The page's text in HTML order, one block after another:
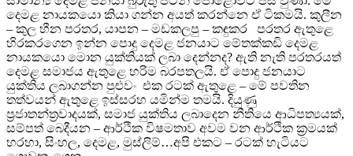
දෙමළ නායකයො කියා ගන්න අයත් කරන්නෙ ඒ ටිකමයි. කුලීන
– කුල හීන පරතර, යාපන – මඩකලපු – කඳුකර පරතර ඇතුළෙ
හිරකරගෙන ඉන්න පොදු දෙමළ ජනයාට මේතක්කඩි දෙමළ
නායකයො මොන යුක්තියක් ලබා දෙන්නද? ඇති නැති පරතරයත්
දෙමළ සමාජය ඇතුළෙ හරිම බරපතලයි. ඒ පොදු ජනයාට
යුක්තිය ලබාගන්න පුළුවං එක රටක් ඇතුළෙ – මේ පවතින
තත්වයන් ඇතුළෙ ඉස්සරහ යමින්ම තමයි. දියුණු
ප්‍රජාතන්ත්‍රවාදයක්, සමාජ යුක්තිය ලබාදෙන නීතියෙ ආධිපත්‍යයක්,
සම්පත් බෙදීයන – ආර්ථික විෂමතාව අවම වන ආර්ථික ක්‍රමයක්
හරහා, සිංහල, දෙමළ, මුස්ලිම්…අපි එකට – රටක් හැටියට